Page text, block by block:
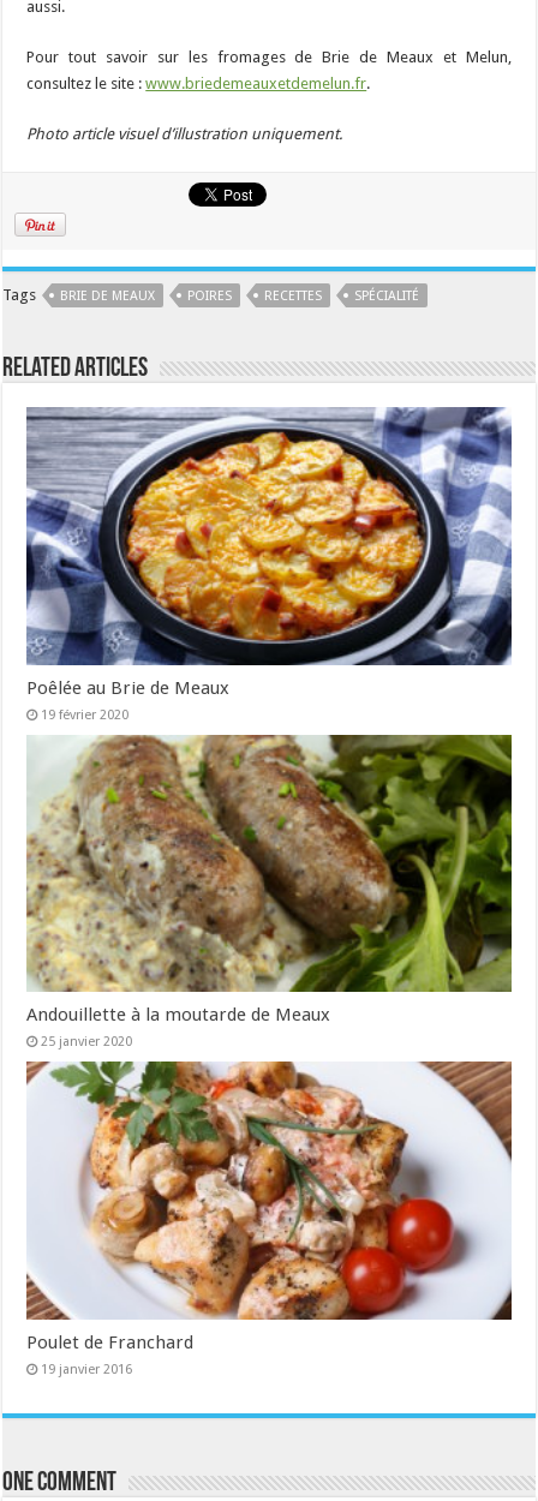
aussi.
Pour tout savoir sur les fromages de Brie de Meaux et Melun,
consultez le site :www.briedemeauxetdemelun.fr.
Photo article visuel d’illustration uniquement.
Tags BRIE DE MEAUX POIRES RECETTES SPÉCIALITÉ
Related Articles
Poêlée au Brie de Meaux
19 février 2020
Andouillette à la moutarde de Meaux
25 janvier 2020
Poulet de Franchard
19 janvier 2016
One comment